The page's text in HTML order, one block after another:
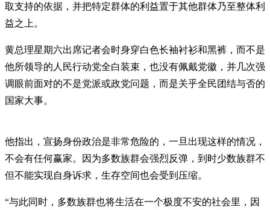
取支持的依据，并把特定群体的利益置于其他群体乃至整体利
益之上。
黄总理星期六出席记者会时身穿白色长袖衬衫和黑裤，而不是
他所领导的人民行动党全白装束，也没有佩戴党徽，并几次强
调眼前面对的不是党派或政党问题，而是关乎全民团结与否的
国家大事。
他指出，宣扬身份政治是非常危险的，一旦出现这样的情况，
不会有任何赢家。因为多数族群会强烈反弹，到时少数族群不
但不能实现自身诉求，生存空间也会受到压缩。
“与此同时，多数族群也将生活在一个极度不安的社会里，因